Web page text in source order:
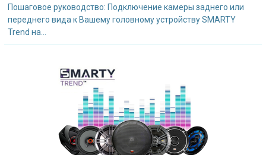
Пошаговое руководство: Подключение камеры заднего или
переднего вида к Вашему головному устройству SMARTY
Trend на...